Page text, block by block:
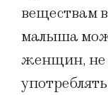
веществам
малыша
женщин, не